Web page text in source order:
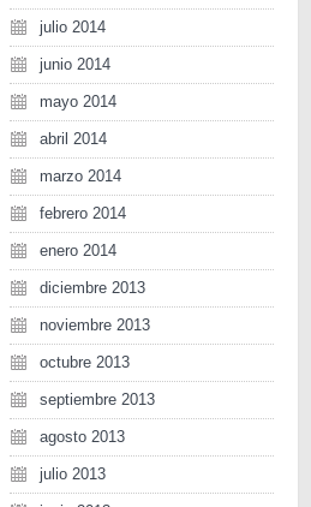
julio 2014
junio 2014
mayo 2014
abril 2014
marzo 2014
febrero 2014
enero 2014
diciembre 2013
noviembre 2013
octubre 2013
septiembre 2013
agosto 2013
julio 2013